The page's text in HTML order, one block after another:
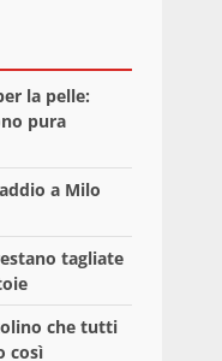
la pelle:
pura
a Milo
tagliate
che tutti
così